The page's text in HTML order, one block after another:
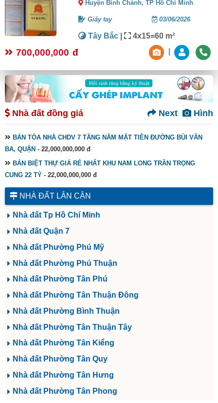
Huyện Bình Chánh,TP Hồ Chí Minh
Giấy tay 03/06/2026
Tây Bắc | 4x15=60 m²
700,000,000 đ
Nhà đất đồng giá Hình
Next
BÁN TÒA NHÀ CHDV 7 TẦNG NẰM MẶT TIỀN ĐƯỜNG BÙI VĂN
BA, QUẬN - 22,000,000,000 đ
BÁN BIỆT THỰ GIÁ RẺ NHẤT KHU NAM LONG TRẦN TRỌNG
CUNG 22 TỶ - 22,000,000,000 đ
NHÀ ĐẤT LÂN CẬN
Nhà đất Tp Hồ Chí Minh
Nhà đất Quận 7
Nhà đất Phường Phú Mỹ
Nhà đất Phường Phú Thuận
Nhà đất Phường Tân Phú
Nhà đất Phường Tân Thuận Đông
Nhà đất Phường Bình Thuận
Nhà đất Phường Tân Thuận Tây
Nhà đất Phường Tân Kiểng
Nhà đất Phường Tân Quy
Nhà đất Phường Tân Hưng
Nhà đất Phường Tân Phong